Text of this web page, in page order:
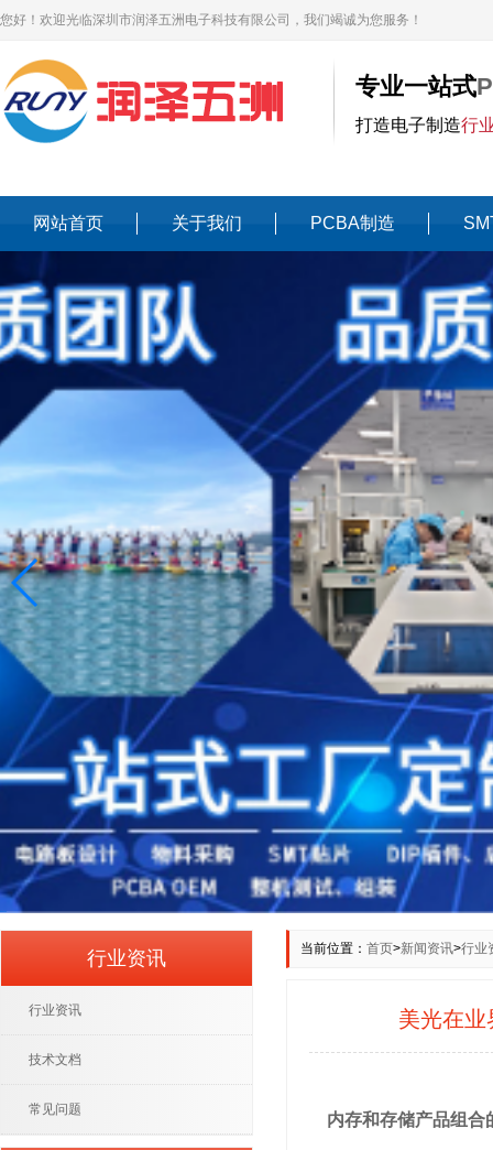
您好！欢迎光临深圳市润泽五洲电子科技有限公司，我们竭诚为您服务！
专业一站式
打造电子制造行
网站首页 关于我们 PCBA制造
当前位置： 首页>新闻资讯>行业
美光在
内存和存储产品组合
行业资讯
行业资讯
技术文档
常见问题